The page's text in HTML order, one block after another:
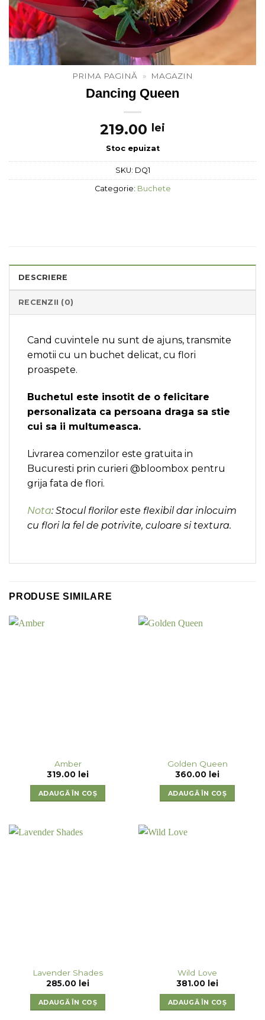
PRIMA PAGINĂ » MAGAZIN
Dancing Queen
219.00 lei
Stoc epuizat
SKU: DQ1
Categorie: Buchete
DESCRIERE
RECENZII (0)
Cand cuvintele nu sunt de ajuns, transmite
emotii cu un buchet delicat, cu flori
proaspete.
Buchetul este insotit de o felicitare
personalizata ca persoana draga sa stie
cui sa ii multumeasca.
Livrarea comenzilor este gratuita in
Bucuresti prin curieri @bloombox pentru
grija fata de flori.
Nota: Stocul florilor este flexibil dar inlocuim
cu flori la fel de potrivite, culoare si textura.
PRODUSE SIMILARE
Amber
319.00
lei
ADAUGĂ ÎN COȘ
Golden Queen
360.00
lei
ADAUGĂ ÎN COȘ
Lavender Shades
285.00
lei
ADAUGĂ ÎN COȘ
Wild Love
381.00
lei
ADAUGĂ ÎN COȘ